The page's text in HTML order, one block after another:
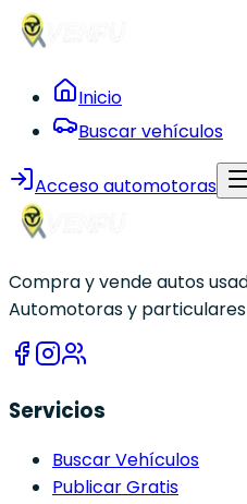
Inicio
Buscar vehículos
Acceso automotoras
Compra y vende autos
Automotoras y particulares
Servicios
Buscar Vehículos
Publicar Gratis